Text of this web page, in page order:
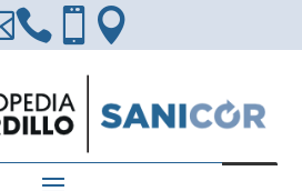
  